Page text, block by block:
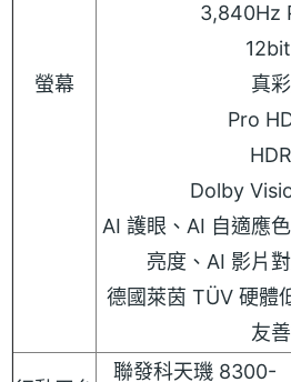
螢幕
3,840Hz
真
Pro
Dolby
AI 護眼、AI 自適應
亮度、AI 影片
德國萊茵 TÜV 硬體
友
聯發科天璣 8300-